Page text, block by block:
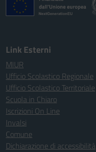
Link Esterni
MIUR
Ufficio Scolastico Regionale
Ufficio Scolastico Territoriale
Scuola in Chiaro
Iscrizioni On Line
Invalsi
Comune
Dichiarazione di accessibilità